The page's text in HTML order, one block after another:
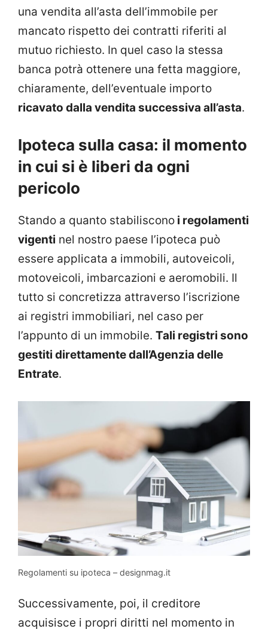
una vendita all’asta dell’immobile per
mancato rispetto dei contratti riferiti al
mutuo richiesto. In quel caso la stessa
banca potrà ottenere una fetta maggiore,
chiaramente, dell’eventuale importo
ricavato dalla vendita successiva all’asta.
Ipoteca sulla casa: il momento
in cui si è liberi da ogni
pericolo
Stando a quanto stabiliscono i regolamenti
vigenti nel nostro paese l’ipoteca può
essere applicata a immobili, autoveicoli,
motoveicoli, imbarcazioni e aeromobili. Il
tutto si concretizza attraverso l’iscrizione
ai registri immobiliari, nel caso per
l’appunto di un immobile. Tali registri sono
gestiti direttamente dall’Agenzia delle
Entrate.
Regolamenti su ipoteca – designmag.it
Successivamente, poi, il creditore
acquisisce i propri diritti nel momento in